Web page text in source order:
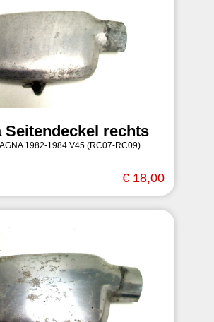
Seitendeckel rechts
1982-1984 V45 (RC07-RC09)
€ 18,00